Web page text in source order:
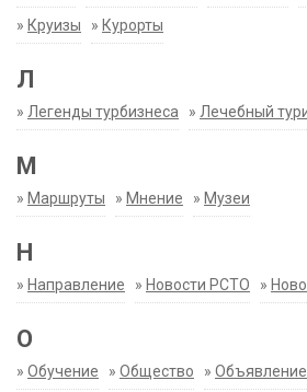
» Круизы » Курорты
Л
» Легенды турбизнеса » Лечебный
М
» Маршруты » Мнение » Музеи
Н
» Направление » Новости РСТО »
О
» Обучение » Общество » Объявление